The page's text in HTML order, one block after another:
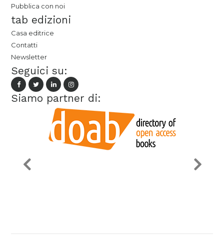
Pubblica con noi
tab edizioni
Casa editrice
Contatti
Newsletter
Seguici su:
Siamo partner di: